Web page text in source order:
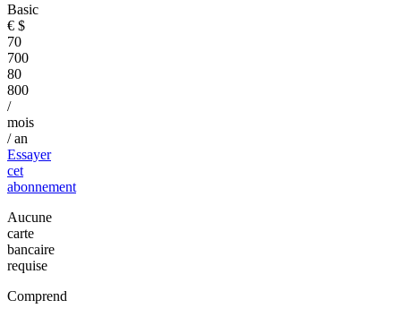
Basic
€ $
70
700
80
800
/
mois
/ an
Essayer
cet
abonnement
Aucune
carte
bancaire
requise
Comprend